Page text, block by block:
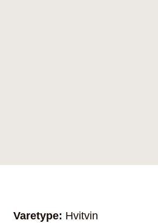
Varetype: Hvitvin